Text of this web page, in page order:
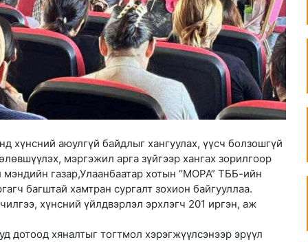
хүнсний аюулгүй байдлыг хангуулах, үүсч болзошгүй
мэргэжил арга зүйгээр хангах зорилгоор
газар,Улаанбаатар хотын “МОРА” ТББ-ийн
багштай хамтран сургалт зохион байгууллаа.
хүнсний үйлдвэрлэл эрхлэгч 201 иргэн, аж
дотоод хяналтыг тогтмол хэрэгжүүлсэнээр эрүүл